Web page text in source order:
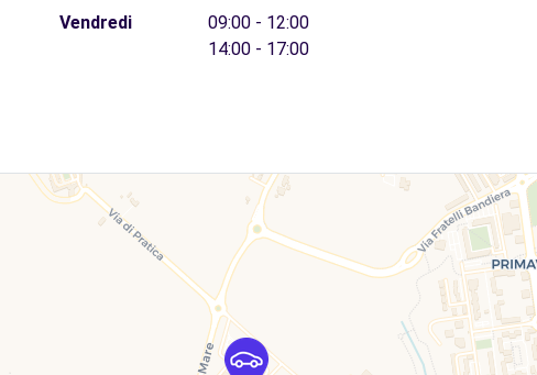
Vendredi
09:00 - 12:00
14:00 - 17:00